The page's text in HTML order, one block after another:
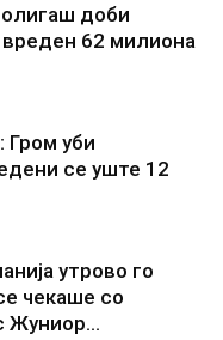
доби
62 милиона
Гром уби
се уште 12
утрово го
чекаше со
Жуниор...